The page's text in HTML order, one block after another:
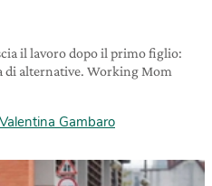
il lavoro dopo il primo figlio:
di alternative. Working Mom
Valentina Gambaro